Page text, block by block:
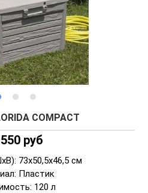
COMPACT
руб
73x50,5x46,5 см
Пластик
120 л